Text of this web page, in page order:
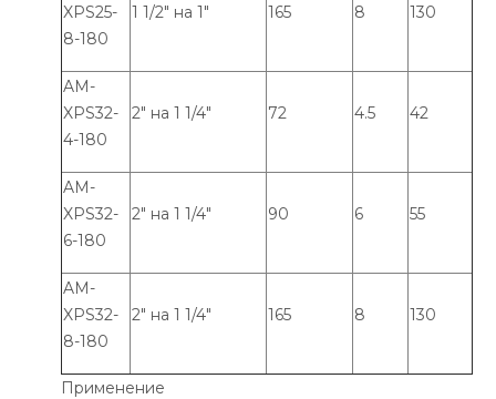
XPS25-
8-180
1 1/2" на 1" 165 8 130
AM-
XPS32-
4-180
2" на 1 1/4" 72 4.5 42
AM-
XPS32-
6-180
2" на 1 1/4" 90 6 55
AM-
XPS32-
8-180
2" на 1 1/4" 165 8 130
Применение